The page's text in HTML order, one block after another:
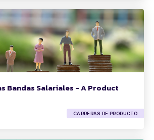
Bandas Salariales - A Product
CARRERAS DE PRODUCTO